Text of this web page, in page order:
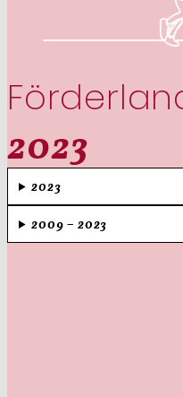
2023
2023
2009 – 2023